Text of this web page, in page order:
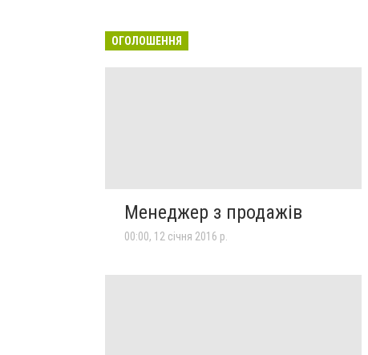
ОГОЛОШЕННЯ
Менеджер з продажів
00:00, 12 січня 2016 р.